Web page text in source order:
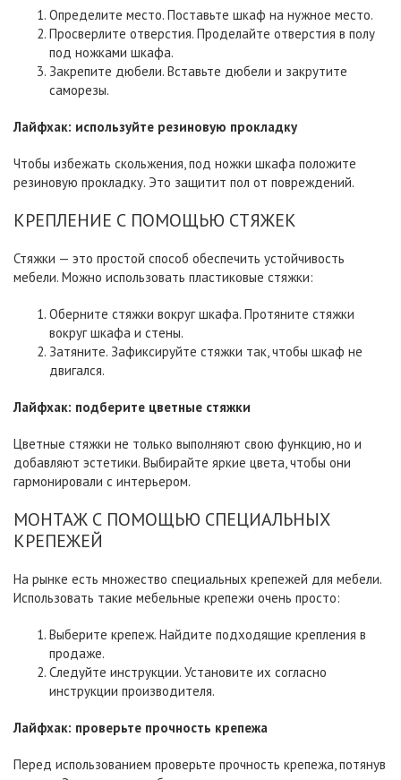
Определите место. Поставьте шкаф на нужное место.
Просверлите отверстия. Проделайте отверстия в полу
под ножками шкафа.
Закрепите дюбели. Вставьте дюбели и закрутите
саморезы.
Лайфхак: используйте резиновую прокладку
Чтобы избежать скольжения, под ножки шкафа положите
резиновую прокладку. Это защитит пол от повреждений.
КРЕПЛЕНИЕ С ПОМОЩЬЮ СТЯЖЕК
Стяжки — это простой способ обеспечить устойчивость
мебели. Можно использовать пластиковые стяжки:
Оберните стяжки вокруг шкафа. Протяните стяжки
вокруг шкафа и стены.
Затяните. Зафиксируйте стяжки так, чтобы шкаф не
двигался.
Лайфхак: подберите цветные стяжки
Цветные стяжки не только выполняют свою функцию, но и
добавляют эстетики. Выбирайте яркие цвета, чтобы они
гармонировали с интерьером.
МОНТАЖ С ПОМОЩЬЮ СПЕЦИАЛЬНЫХ
КРЕПЕЖЕЙ
На рынке есть множество специальных крепежей для мебели.
Использовать такие мебельные крепежи очень просто:
Выберите крепеж. Найдите подходящие крепления в
продаже.
Следуйте инструкции. Установите их согласно
инструкции производителя.
Лайфхак: проверьте прочность крепежа
Перед использованием проверьте прочность крепежа, потянув